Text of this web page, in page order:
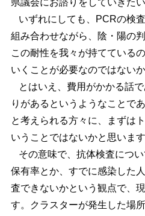
県議会にお諮りをしていきた
いずれにしても、PCRの検
組み合わせながら、陰・陽の
この耐性を我々が持てている
いくことが必要なのではない
とはいえ、費用がかかる話
りがあるというようなことで
と考えられる方々に、まずは
いうことではないかと思います
その意味で、抗体検査につ
保有率とか、すでに感染した
査できないかという観点で、
す。クラスターが発生した場